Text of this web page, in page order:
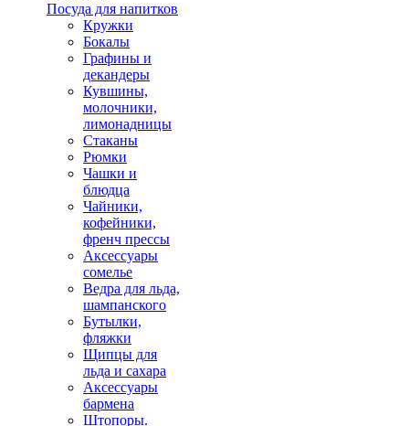
Посуда для напитков
Кружки
Бокалы
Графины и
декандеры
Кувшины,
молочники,
лимонадницы
Стаканы
Рюмки
Чашки и
блюдца
Чайники,
кофейники,
френч прессы
Аксессуары
сомелье
Ведра для льда,
шампанского
Бутылки,
фляжки
Щипцы для
льда и сахара
Аксессуары
бармена
Штопоры.